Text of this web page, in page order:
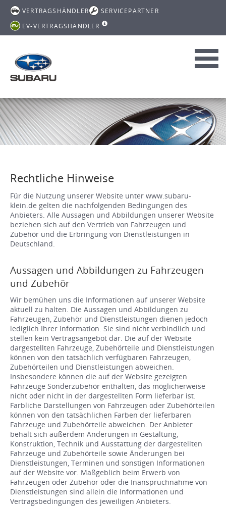
VERTRAGSHÄNDLER
SERVICEPARTNER
EV-VERTRAGSHÄNDLER
Rechtliche Hinweise
Für die Nutzung unserer Website unter www.subaru-
klein.de gelten die nachfolgenden Bedingungen des
Anbieters. Alle Aussagen und Abbildungen unserer Website
beziehen sich auf den Vertrieb von Fahrzeugen und
Zubehör und die Erbringung von Dienstleistungen in
Deutschland.
Aussagen und Abbildungen zu Fahrzeugen
und Zubehör
Wir bemühen uns die Informationen auf unserer Website
aktuell zu halten. Die Aussagen und Abbildungen zu
Fahrzeugen, Zubehör und Dienstleistungen dienen jedoch
lediglich Ihrer Information. Sie sind nicht verbindlich und
stellen kein Vertragsangebot dar. Die auf der Website
dargestellten Fahrzeuge, Zubehörteile und Dienstleistungen
können von den tatsächlich verfügbaren Fahrzeugen,
Zubehörteilen und Dienstleistungen abweichen.
Insbesondere können die auf der Website gezeigten
Fahrzeuge Sonderzubehör enthalten, das möglicherweise
nicht oder nicht in der dargestellten Form lieferbar ist.
Farbliche Darstellungen von Fahrzeugen oder Zubehörteilen
können von den tatsächlichen Farben der lieferbaren
Fahrzeuge und Zubehörteile abweichen. Der Anbieter
behält sich außerdem Änderungen in Gestaltung,
Konstruktion, Technik und Ausstattung der dargestellten
Fahrzeuge und Zubehörteile sowie Änderungen bei
Dienstleistungen, Terminen und sonstigen Informationen
auf der Website vor. Maßgeblich beim Erwerb von
Fahrzeugen oder Zubehör oder die Inanspruchnahme von
Dienstleistungen sind allein die Informationen und
Vertragsbedingungen des jeweiligen Anbieters.